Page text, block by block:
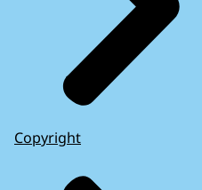
Copyright